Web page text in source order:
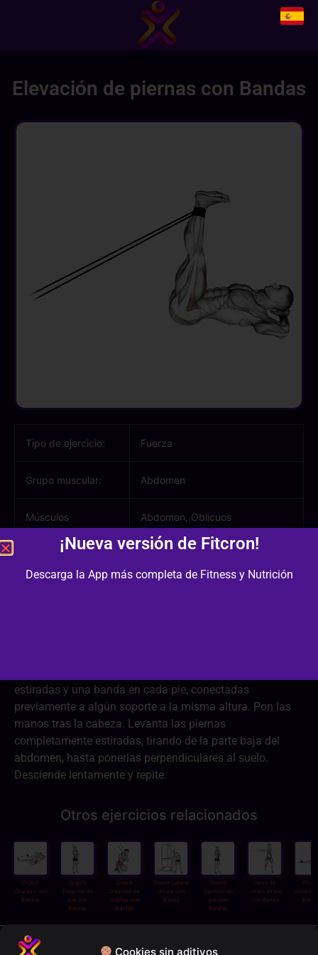
Cookies sin aditivos
Elevación de piernas con Bandas
Tipo de ejercicio: Fuerza
Grupo muscular: Abdomen
Músculos
involucrados:
Abdomen, Oblicuos
Equipamiento /
Material:
Bandas
estiradas y una banda en cada pie, conectadas
previamente a algún soporte a la misma altura. Pon las
manos tras la cabeza. Levanta las piernas
completamente estiradas, tirando de la parte baja del
abdomen, hasta ponerlas perpendiculares al suelo.
Desciende lentamente y repite.
Otros ejercicios relacionados
Crunch
Cruzado con
Bandas
Crunch
Diagonal de
pie con
Bandas
Crunch
Diagonal de
rodillas con
Bandas
Crunch Lateral
de pie con
Banda
Crunch
Superior de
pie con
Bandas
Giros de
cintura de pie
con Banda
¡Nueva versión de Fitcron!
Descarga la App más completa de Fitness y Nutrición